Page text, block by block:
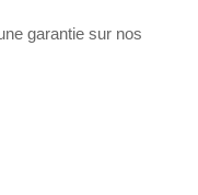
garantie sur nos